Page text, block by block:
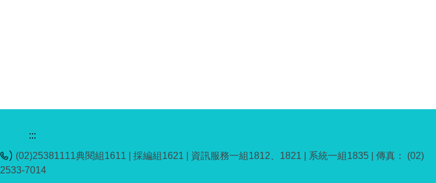
:::
(02)25381111典閱組1611 | 採編組1621 | 資訊服務一組1812、1821 | 系統一組1835 | 傳真： (02)
2533-7014